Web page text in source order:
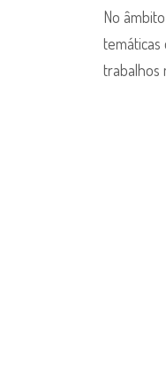
No
temáticas
trabalhos